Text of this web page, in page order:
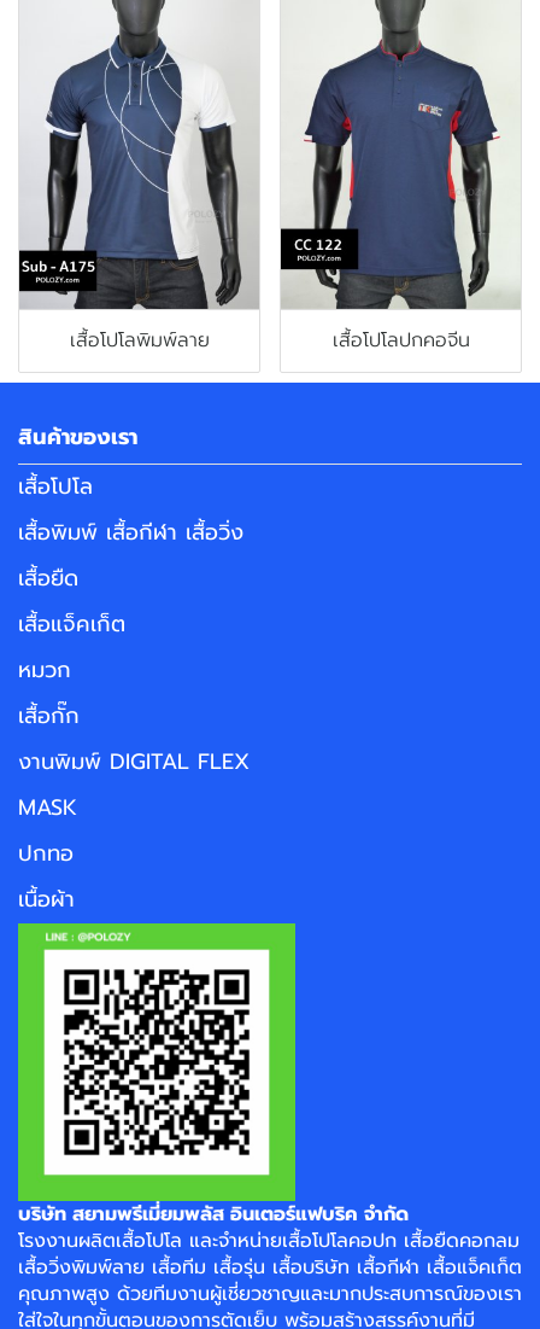
เสื้อโปโลพิมพ์ลาย เสื้อโปโลปกคอจีน
สินค้าของเรา
เสื้อโปโล
เสื้อพิมพ์ เสื้อกีฬา เสื้อวิ่ง
เสื้อยืด
เสื้อแจ็คเก็ต
หมวก
เสื้อกั๊ก
งานพิมพ์ DIGITAL FLEX
MASK
ปกทอ
เนื้อผ้า
บริษัท สยามพรีเมี่ยมพลัส อินเตอร์แฟบริค จำกัด
โรงงานผลิตเสื้อโปโล และจำหน่ายเสื้อโปโลคอปก เสื้อยืดคอกลม
เสื้อวิ่งพิมพ์ลาย เสื้อทีม เสื้อรุ่น เสื้อบริษัท เสื้อกีฬา เสื้อแจ็คเก็ต
คุณภาพสูง ด้วยทีมงานผู้เชี่ยวชาญและมากประสบการณ์ของเรา
ใส่ใจในทุกขั้นตอนของการตัดเย็บ พร้อมสร้างสรรค์งานที่มี